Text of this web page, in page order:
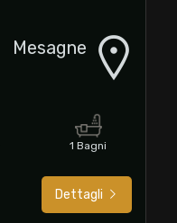
Mesagne
1 Bagni
Dettagli